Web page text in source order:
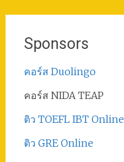
Sponsors
คอร์ส Duolingo
คอร์ส NIDA TEAP
ติว TOEFL IBT Online
ติว GRE Online